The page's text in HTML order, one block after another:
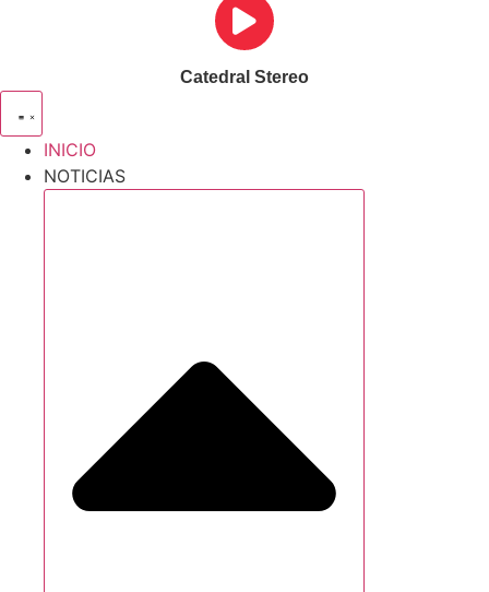
Catedral Stereo
INICIO
NOTICIAS